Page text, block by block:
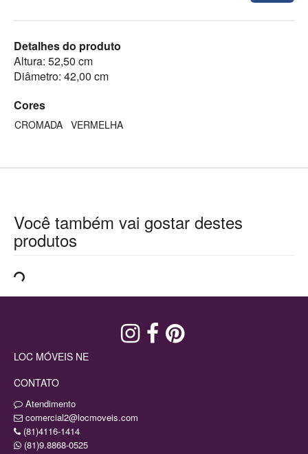
Detalhes do produto
Altura: 52,50 cm
Diâmetro: 42,00 cm
Cores
CROMADA VERMELHA
Você também vai gostar destes
produtos
LOC MÓVEIS NE
CONTATO
Atendimento
comercial2@locmoveis.com
(81)4116-1414
(81)9.8868-0525